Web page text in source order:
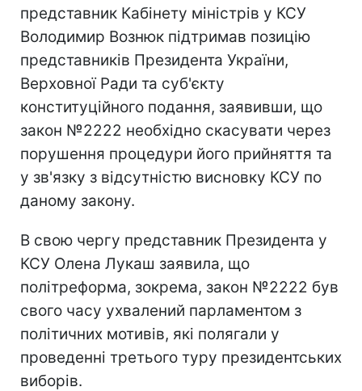
представник Кабінету міністрів у КСУ
Володимир Вознюк підтримав позицію
представників Президента України,
Верховної Ради та суб'єкту
конституційного подання, заявивши, що
закон №2222 необхідно скасувати через
порушення процедури його прийняття та
у зв'язку з відсутністю висновку КСУ по
даному закону.
В свою чергу представник Президента у
КСУ Олена Лукаш заявила, що
політреформа, зокрема, закон №2222 був
свого часу ухвалений парламентом з
політичних мотивів, які полягали у
проведенні третього туру президентських
виборів.